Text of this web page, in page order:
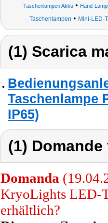
Taschenlampen Akku• Hand-
Taschenlampen • Mini-LED-
(1) Scarica
Taschenlampe
IP65)
(1)
Domanda
KryoLights LED-
erhältlich?